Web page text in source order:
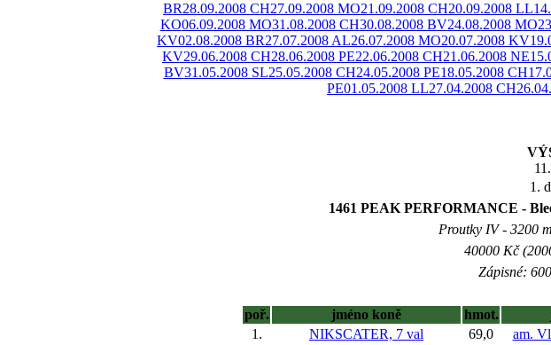
BR28.09.2008 CH27.09.2008 MO21.09.2008 CH20.09.2008 LL
KO06.09.2008 MO31.08.2008 CH30.08.2008 BV24.08.2008 MO
KV02.08.2008 BR27.07.2008 AL26.07.2008 MO20.07.2008 KV
KV29.06.2008 CH28.06.2008 PE22.06.2008 CH21.06.2008 NE
BV31.05.2008 SL25.05.2008 CH24.05.2008 PE18.05.2008 CH
PE01.05.2008 LL27.04.2008 CH
1.
1461 PEAK PERFORMANCE -
Proutky IV - 3200
40000 Kč
Zápisné:
poř.
jméno koně hmot.
1.
NIKSCATER, 7 val 69,0 am.